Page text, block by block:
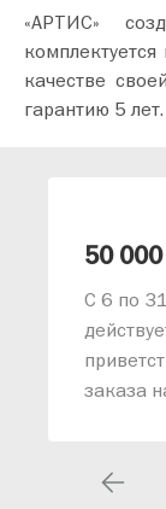
«АРТИС»
качестве
гарантию 5 лет.
50
С 6 по
заказа